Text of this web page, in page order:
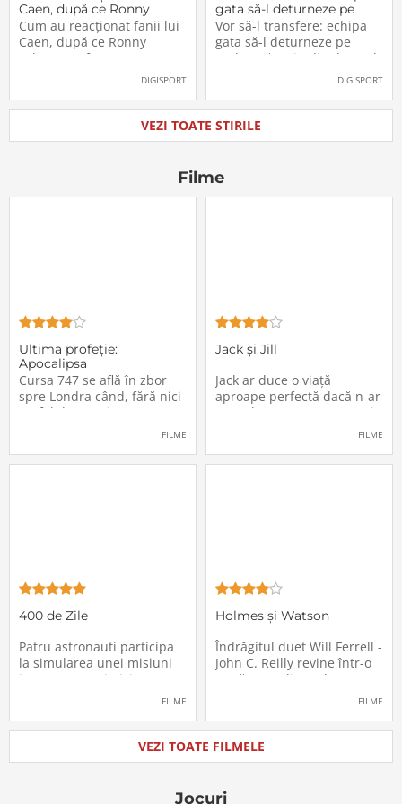
Caen, după ce Ronny
Labonne a fost prezentat
oficial la FCSB
Cum au reacționat fanii lui
Caen, după ce Ronny
Labonne a fost prezentat
DIGISPORT
gata să-l deturneze pe
Radu Drăgușin din drumul
către Juventus!
Vor să-l transfere: echipa
gata să-l deturneze pe
Radu Drăgușin din drumul
DIGISPORT
VEZI TOATE STIRILE
Filme
Ultima profeţie:
Apocalipsa
Cursa 747 se află în zbor
spre Londra când, fără nici
un fel de avertisment,
pasagerii încep să dispară
locurile lor. Teroarea și
FILME
Jack și Jill
Jack ar duce o viață
aproape perfectă dacă n-ar
avea de suportat o excepție
sărbători - sora lui
FILME
400 de Zile
Patru astronauti participa
la simularea unei misiuni
in care sunt trimisi pe o
psihologice pe care le are
calatoria in spatiu. Starea
mentala a astronautilor
FILME
Holmes și Watson
Îndrăgitul duet Will Ferrell -
John C. Reilly revine într-o
nouă comedie: Holmes &
Watson, povestea super-
Holmes și a asistentului
său, dr. Watson, inspirată
de romanul best-seller al
De data
FILME
VEZI TOATE FILMELE
Jocuri